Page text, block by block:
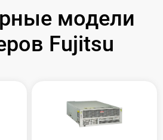
модели
Fujitsu